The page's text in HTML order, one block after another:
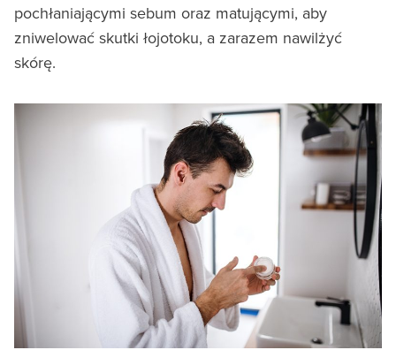
pochłaniającymi sebum oraz matującymi, aby
zniwelować skutki łojotoku, a zarazem nawilżyć
skórę.